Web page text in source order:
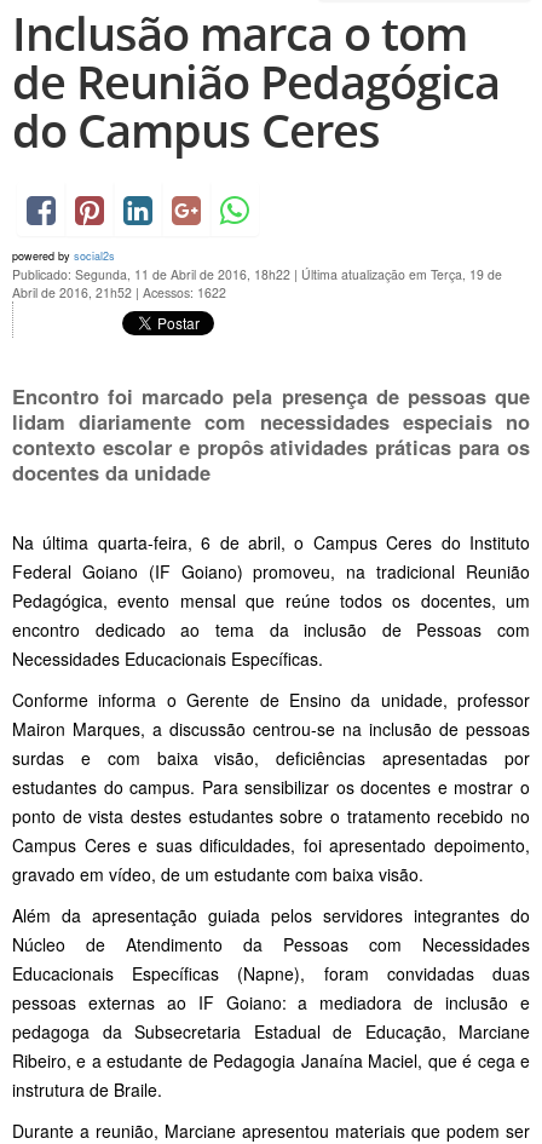
Inclusão marca o tom
de Reunião Pedagógica
do Campus Ceres
powered by social2s
Publicado: Segunda, 11 de Abril de 2016, 18h22 | Última atualização em Terça, 19 de
Abril de 2016, 21h52 | Acessos: 1622
Encontro foi marcado pela presença de pessoas que
lidam diariamente com necessidades especiais no
contexto escolar e propôs atividades práticas para os
docentes da unidade
Na última quarta-feira, 6 de abril, o Campus Ceres do Instituto
Federal Goiano (IF Goiano) promoveu, na tradicional Reunião
Pedagógica, evento mensal que reúne todos os docentes, um
encontro dedicado ao tema da inclusão de Pessoas com
Necessidades Educacionais Específicas.
Conforme informa o Gerente de Ensino da unidade, professor
Mairon Marques, a discussão centrou-se na inclusão de pessoas
surdas e com baixa visão, deficiências apresentadas por
estudantes do campus. Para sensibilizar os docentes e mostrar o
ponto de vista destes estudantes sobre o tratamento recebido no
Campus Ceres e suas dificuldades, foi apresentado depoimento,
gravado em vídeo, de um estudante com baixa visão.
Além da apresentação guiada pelos servidores integrantes do
Núcleo de Atendimento da Pessoas com Necessidades
Educacionais Específicas (Napne), foram convidadas duas
pessoas externas ao IF Goiano: a mediadora de inclusão e
pedagoga da Subsecretaria Estadual de Educação, Marciane
Ribeiro, e a estudante de Pedagogia Janaína Maciel, que é cega e
instrutura de Braile.
Durante a reunião, Marciane apresentou materiais que podem ser